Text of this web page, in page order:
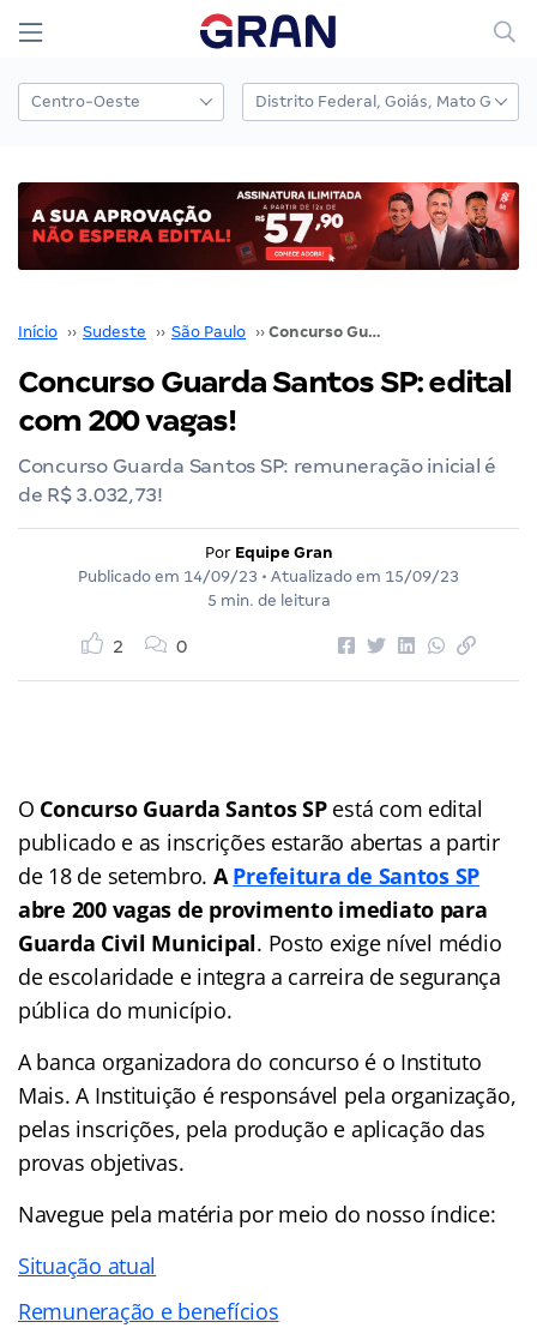
Início ›› Sudeste ›› São Paulo ›› Concurso Guarda Santos SP: edital com 200 vagas!
Concurso Guarda Santos SP: edital
com 200 vagas!
Concurso Guarda Santos SP: remuneração inicial é
de R$ 3.032,73!
Por Equipe Gran
Publicado em 14/09/23 • Atualizado em 15/09/23
5 min. de leitura
2 0
O Concurso Guarda Santos SPestá com edital
publicado e as inscrições estarão abertas a partir
de 18 de setembro. APrefeitura de Santos SP
abre 200 vagas de provimento imediato para
Guarda Civil Municipal. Posto exige nível médio
de escolaridade e integra a carreira de segurança
pública do município.
A banca organizadora do concurso é o Instituto
Mais. A Instituição é responsável pela organização,
pelas inscrições, pela produção e aplicação das
provas objetivas.
Navegue pela matéria por meio do nosso índice:
Situação atual
Remuneração e benefícios